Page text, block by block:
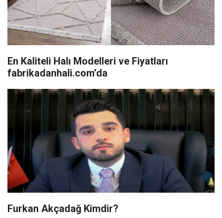
En Kaliteli Halı Modelleri ve Fiyatları
fabrikadanhali.com’da
Furkan Akçadağ Kimdir?